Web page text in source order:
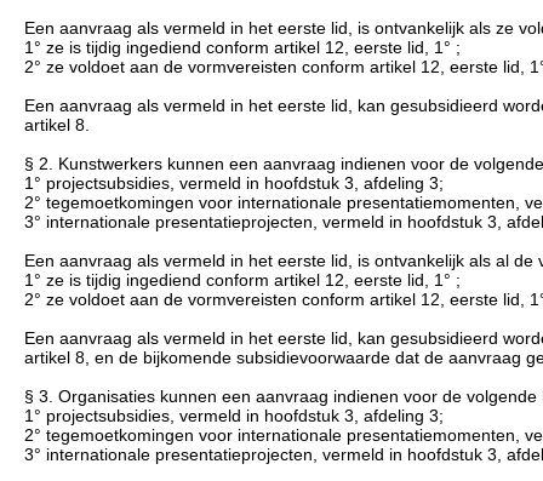
Een aanvraag als vermeld in het eerste lid, is ontvankelijk als ze
1° ze is tijdig ingediend conform artikel 12, eerste lid, 1° ;
2° ze voldoet aan de vormvereisten conform artikel 12, eerste lid,
Een aanvraag als vermeld in het eerste lid, kan gesubsidieerd
artikel 8.
§ 2. Kunstwerkers kunnen een aanvraag indienen voor de
1° projectsubsidies, vermeld in hoofdstuk 3, afdeling 3;
2° tegemoetkomingen voor internationale presentatiemomenten,
3° internationale presentatieprojecten, vermeld in hoofdstuk 3,
Een aanvraag als vermeld in het eerste lid, is ontvankelijk als al
1° ze is tijdig ingediend conform artikel 12, eerste lid, 1° ;
2° ze voldoet aan de vormvereisten conform artikel 12, eerste lid,
Een aanvraag als vermeld in het eerste lid, kan gesubsidieerd
artikel 8, en de bijkomende subsidievoorwaarde dat de aanvraag
§ 3. Organisaties kunnen een aanvraag indienen voor de
1° projectsubsidies, vermeld in hoofdstuk 3, afdeling 3;
2° tegemoetkomingen voor internationale presentatiemomenten,
3° internationale presentatieprojecten, vermeld in hoofdstuk 3,